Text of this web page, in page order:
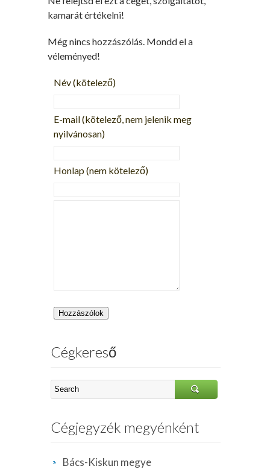
kamarát értékelni!
Még nincs hozzászólás. Mondd el a
véleményed!
Név(kötelező)
E-mail(kötelező, nem jelenik meg
nyilvánosan)
Honlap (nem kötelező)
Cégkereső
Cégjegyzék megyénként
Bács-Kiskun megye